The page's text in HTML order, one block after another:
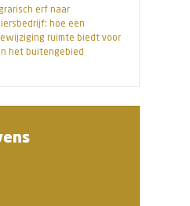
erf naar
hoe een
ruimte biedt voor
het buitengebied